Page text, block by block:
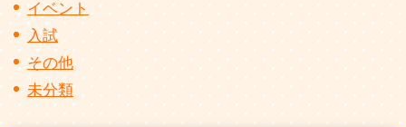
イベント
入試
その他
未分類